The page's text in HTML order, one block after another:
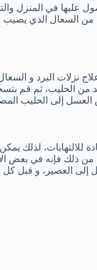
عليها في المنزل
من السعال الذي
البرد و السعال
لتر واحد من الحليب، ثم
إلى الحليب
لذلك
ذلك فإنه في بعض
إلى العصير، و قبل